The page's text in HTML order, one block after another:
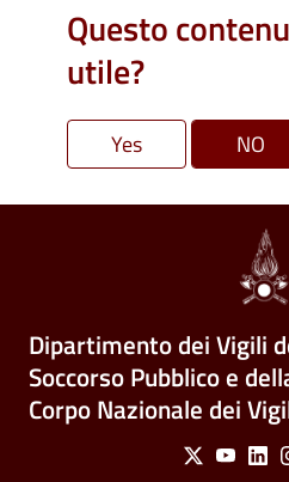
Questo
utile?
Dipartimento dei Vigili
Soccorso Pubblico e
Corpo Nazionale dei
Social
X Youtube